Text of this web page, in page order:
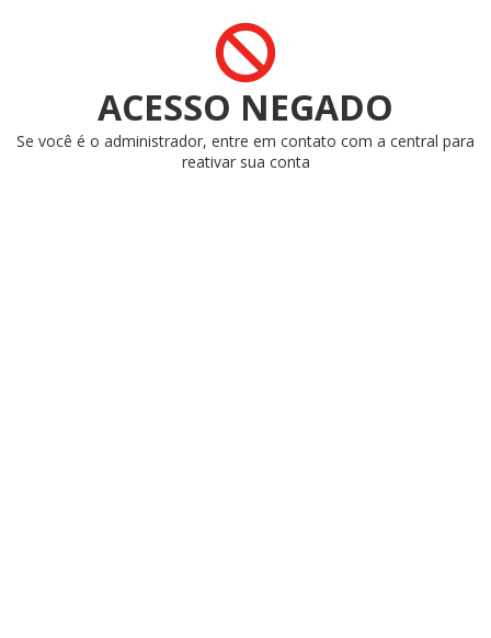
ACESSO NEGADO
Se você é o administrador, entre em contato com a central para
reativar sua conta